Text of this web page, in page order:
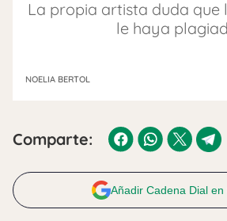
La propia artista duda que
le haya
NOELIA BERTOL
Comparte:
Añadir Cadena Dial en